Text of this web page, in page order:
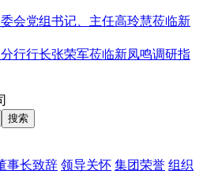
会党组书记、主任高玲慧莅临新
行行长张荣军莅临新凤鸣调研指
事长致辞 领导关怀 集团荣誉 组织